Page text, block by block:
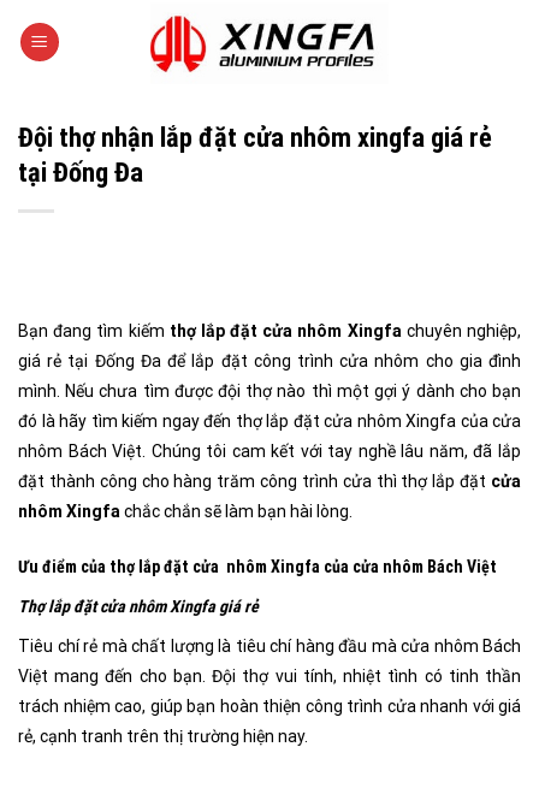
Đội thợ nhận lắp đặt cửa nhôm xingfa giá rẻ
tại Đống Đa
Bạn đang tìm kiếm thợ lắp đặt cửa nhôm Xingfa chuyên nghiệp,
giá rẻ tại Đống Đa để lắp đặt công trình cửa nhôm cho gia đình
mình. Nếu chưa tìm được đội thợ nào thì một gợi ý dành cho bạn
đó là hãy tìm kiếm ngay đến thợ lắp đặt cửa nhôm Xingfa của cửa
nhôm Bách Việt. Chúng tôi cam kết với tay nghề lâu năm, đã lắp
đặt thành công cho hàng trăm công trình cửa thì thợ lắp đặt cửa
nhôm Xingfa chắc chắn sẽ làm bạn hài lòng.
Ưu điểm của thợ lắp đặt cửa nhôm Xingfa của cửa nhôm Bách Việt
Thợ lắp đặt cửa nhôm Xingfa giá rẻ
Tiêu chí rẻ mà chất lượng là tiêu chí hàng đầu mà cửa nhôm Bách
Việt mang đến cho bạn. Đội thợ vui tính, nhiệt tình có tinh thần
trách nhiệm cao, giúp bạn hoàn thiện công trình cửa nhanh với giá
rẻ, cạnh tranh trên thị trường hiện nay.